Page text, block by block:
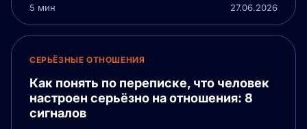
5 мин 27.06.2026
СЕРЬЁЗНЫЕ ОТНОШЕНИЯ
Как понять по переписке, что человек
настроен серьёзно на отношения: 8
сигналов